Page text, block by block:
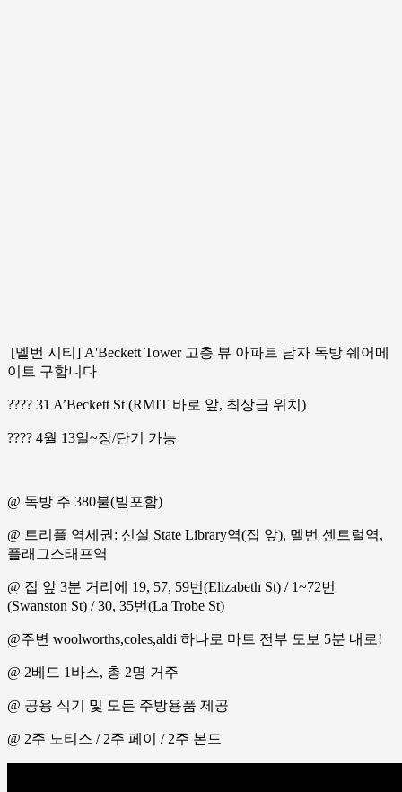
[멜번 시티] A'Beckett Tower 고층 뷰 아파트 남자 독방 쉐어메
이트 구합니다
???? 31 A’Beckett St (RMIT 바로 앞, 최상급 위치)
????️ 4월 13일~장/단기 가능
@ 독방 주 380불(빌포함)
@ 트리플 역세권: 신설 State Library역(집 앞), 멜번 센트럴역,
플래그스태프역
@ 집 앞 3분 거리에 19, 57, 59번(Elizabeth St) / 1~72번
(Swanston St) / 30, 35번(La Trobe St)
@주변 woolworths,coles,aldi 하나로 마트 전부 도보 5분 내로!
@ 2베드 1바스, 총 2명 거주
@ 공용 식기 및 모든 주방용품 제공
@ 2주 노티스 / 2주 페이 / 2주 본드